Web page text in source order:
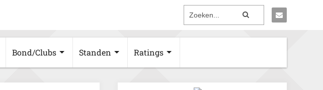
Bond/Clubs Standen Ratings